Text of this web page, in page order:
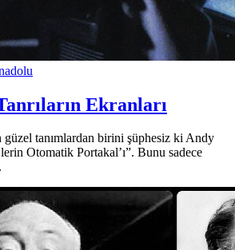
Ekranları
tanımlardan birini şüphesiz ki Andy
Otomatik Portakal’ı”. Bunu sadece